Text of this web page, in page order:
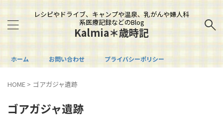
レシピやドライブ、キャンプや温泉、乳がんや婦人科
系医療記録などのBlog
Kalmia＊歳時記
ホーム お問い合わせ プライバシーポリシー
HOME > ゴアガジャ遺跡
ゴアガジャ遺跡